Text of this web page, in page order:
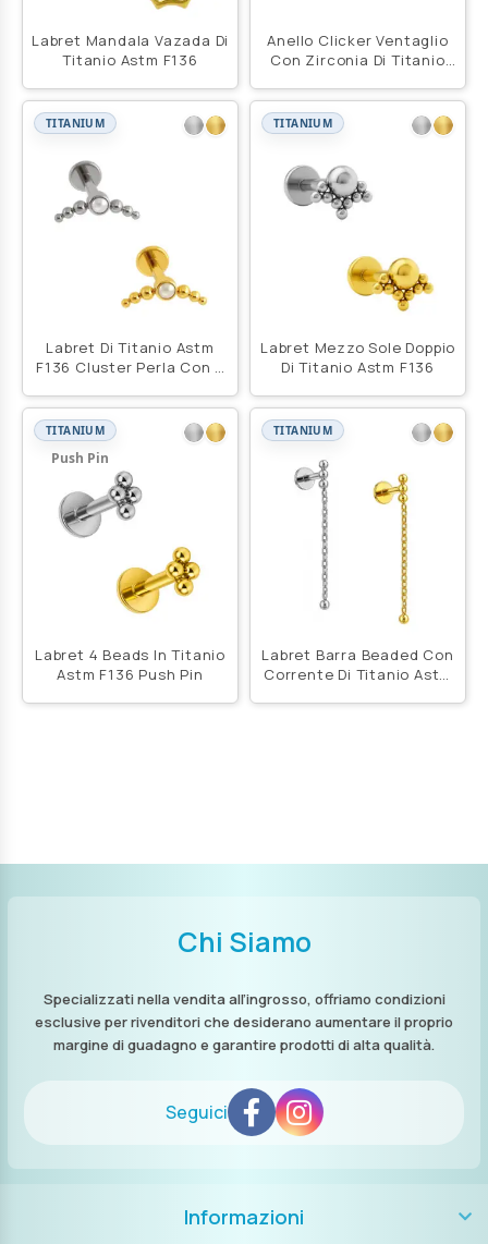
Labret Mandala Vazada Di
Titanio Astm F136
Anello Clicker Ventaglio
Con Zirconia Di Titanio
TITANIUM
Labret Di Titanio Astm
F136 Cluster Perla Con 6
TITANIUM
Labret Mezzo Sole Doppio
Di Titanio Astm F136
TITANIUM
Push Pin
Labret 4 Beads In Titanio
Astm F136 Push Pin
TITANIUM
Labret Barra Beaded Con
Corrente Di Titanio Astm
Chi Siamo
Specializzati nella vendita all’ingrosso, offriamo condizioni
esclusive per rivenditori che desiderano aumentare il proprio
margine di guadagno e garantire prodotti di alta qualità.
Seguici
Informazioni